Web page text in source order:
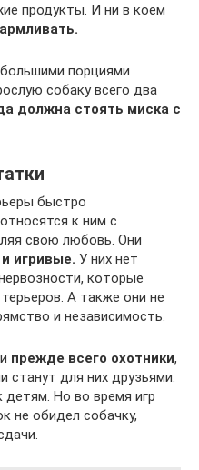
продукты. И ни в коем
порциями
собаку всего два
должна стоять миска с
быстро
к ним с
свою любовь. Они
игривые. У них нет
которые
А также они не
и независимость.
прежде всего охотники,
для них друзьями.
Но во время игр
не обидел собачку,